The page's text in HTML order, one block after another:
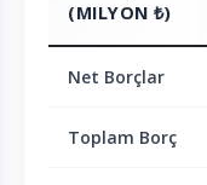
(MILYON ₺)
Net Borçlar
Toplam Borç